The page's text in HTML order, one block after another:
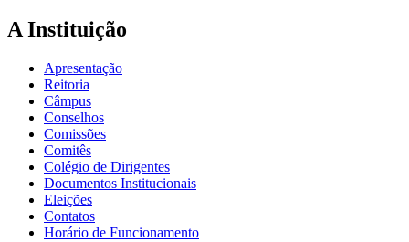
A Instituição
Apresentação
Reitoria
Câmpus
Conselhos
Comissões
Comitês
Colégio de Dirigentes
Documentos Institucionais
Eleições
Contatos
Horário de Funcionamento